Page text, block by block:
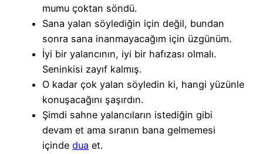
mumu çoktan söndü.
Sana yalan söylediğin için değil, bundan
sonra sana inanmayacağım için üzgünüm.
İyi bir yalancının, iyi bir hafızası olmalı.
Seninkisi zayıf kalmış.
O kadar çok yalan söyledin ki, hangi yüzünle
konuşacağını şaşırdın.
Şimdi sahne yalancıların istediğin gibi
devam et ama sıranın bana gelmemesi
içinde dua et.